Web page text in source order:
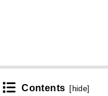
Contents hide